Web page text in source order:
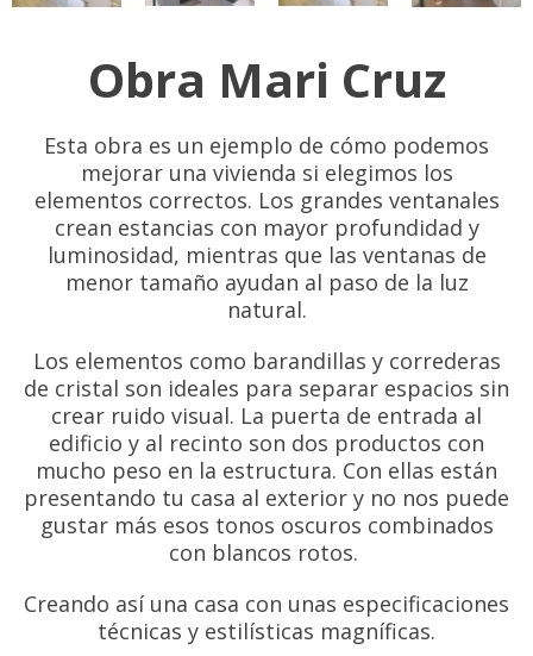
Obra Mari Cruz
Esta obra es un ejemplo de cómo podemos
mejorar una vivienda si elegimos los
elementos correctos. Los grandes ventanales
crean estancias con mayor profundidad y
luminosidad, mientras que las ventanas de
menor tamaño ayudan al paso de la luz
natural.
Los elementos como barandillas y correderas
de cristal son ideales para separar espacios sin
crear ruido visual. La puerta de entrada al
edificio y al recinto son dos productos con
mucho peso en la estructura. Con ellas están
presentando tu casa al exterior y no nos puede
gustar más esos tonos oscuros combinados
con blancos rotos.
Creando así una casa con unas especificaciones
técnicas y estilísticas magníficas.